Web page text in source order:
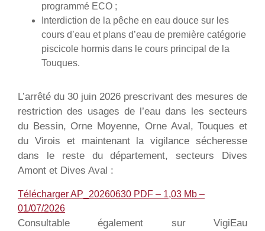
programmé ECO ;
Interdiction de la pêche en eau douce sur les
cours d’eau et plans d’eau de première catégorie
piscicole hormis dans le cours principal de la
Touques.
L’arrêté du 30 juin 2026 prescrivant des mesures de
restriction des usages de l’eau dans les secteurs
du Bessin, Orne Moyenne, Orne Aval, Touques et
du Virois et maintenant la vigilance sécheresse
dans le reste du département, secteurs Dives
Amont et Dives Aval :
Télécharger AP_20260630 PDF – 1,03 Mb –
01/07/2026
Consultable également sur VigiEau